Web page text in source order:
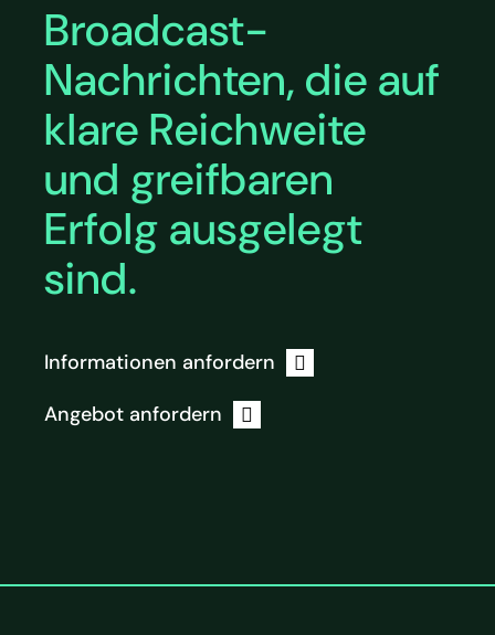
Broadcast-
Nachrichten, die auf
klare Reichweite
und greifbaren
Erfolg ausgelegt
sind.
Informationen anfordern
Angebot anfordern